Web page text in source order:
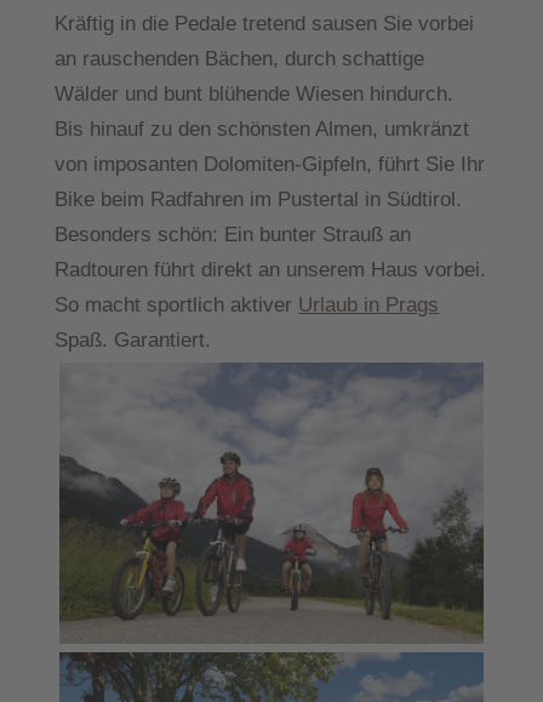
Kräftig in die Pedale tretend sausen Sie vorbei
an rauschenden Bächen, durch schattige
Wälder und bunt blühende Wiesen hindurch.
Bis hinauf zu den schönsten Almen, umkränzt
von imposanten Dolomiten-Gipfeln, führt Sie Ihr
Bike beim Radfahren im Pustertal in Südtirol.
Besonders schön: Ein bunter Strauß an
Radtouren führt direkt an unserem Haus vorbei.
So macht sportlich aktiver Urlaub in Prags
Spaß. Garantiert.